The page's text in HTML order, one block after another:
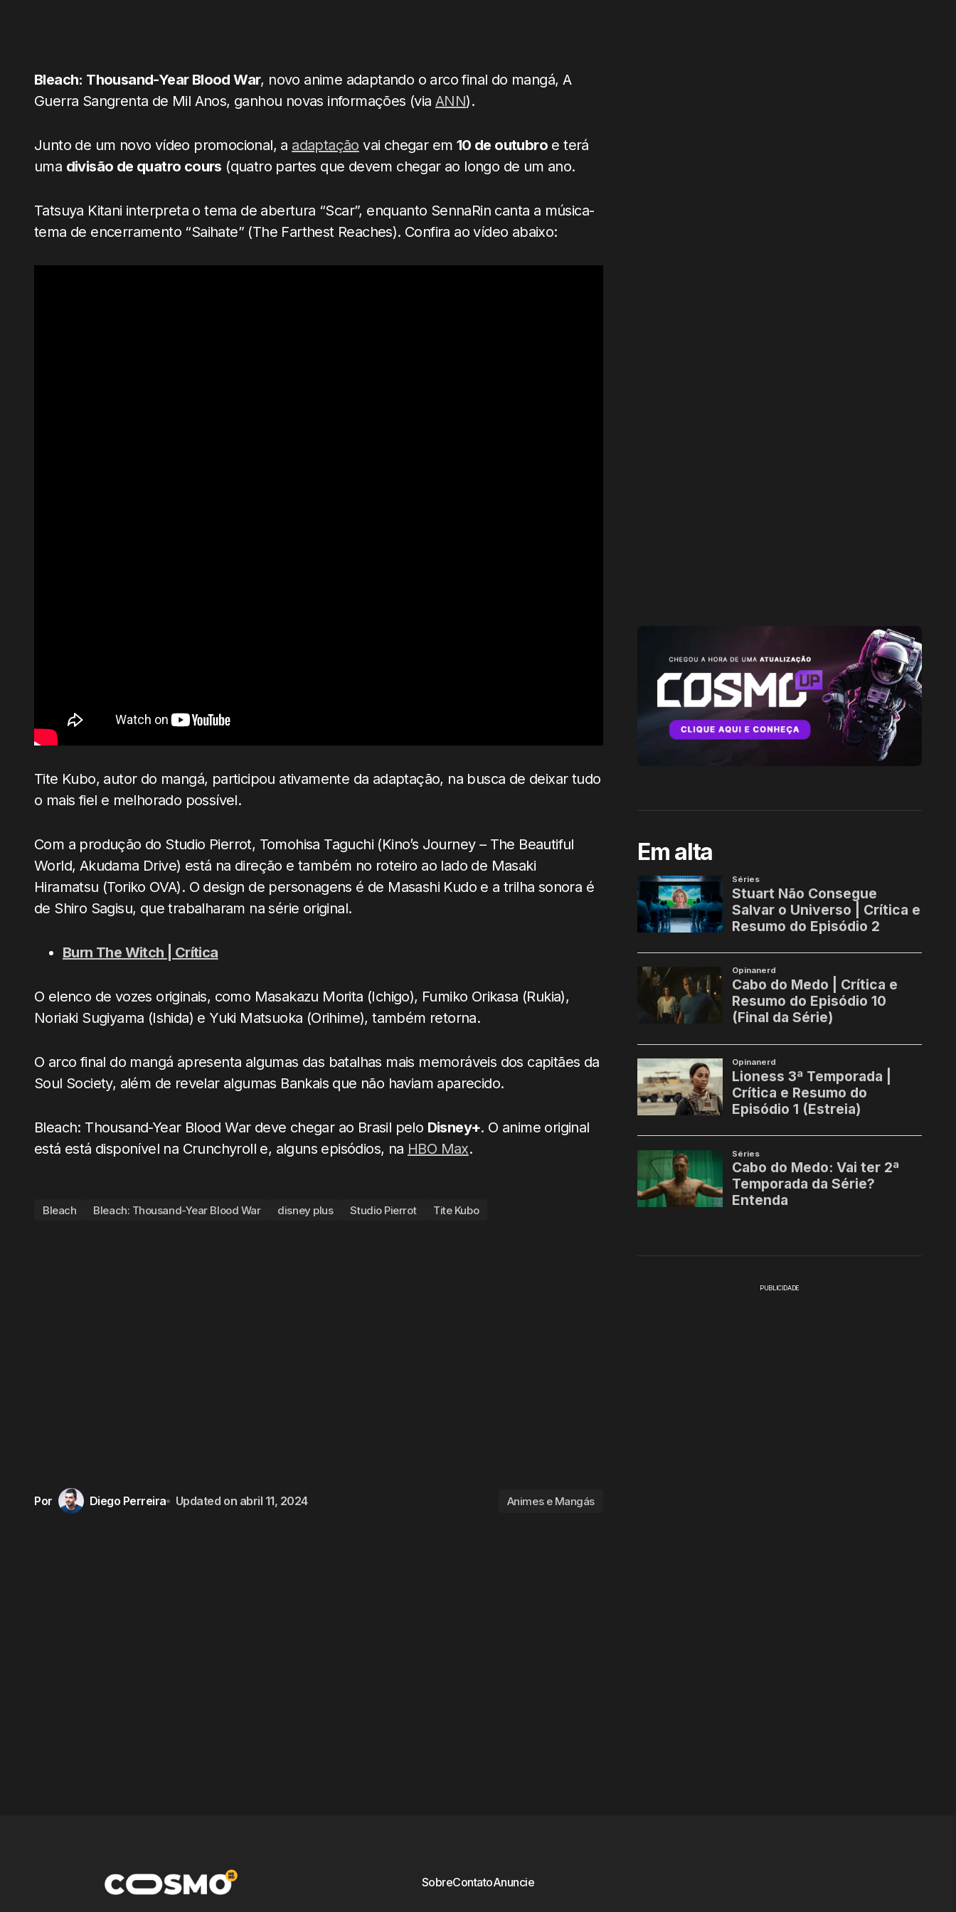
Bleach: Thousand-Year Blood War, novo anime adaptando o arco final do mangá, A
Guerra Sangrenta de Mil Anos, ganhou novas informações (via ANN).
Junto de um novo vídeo promocional, a adaptação vai chegar em 10 de outubro e terá
uma divisão de quatro cours (quatro partes que devem chegar ao longo de um ano.
Tatsuya Kitani interpreta o tema de abertura “Scar”, enquanto SennaRin canta a música-
tema de encerramento “Saihate” (The Farthest Reaches). Confira ao vídeo abaixo:
Tite Kubo, autor do mangá, participou ativamente da adaptação, na busca de deixar tudo
o mais fiel e melhorado possível.
Com a produção do Studio Pierrot, Tomohisa Taguchi (Kino’s Journey – The Beautiful
World, Akudama Drive) está na direção e também no roteiro ao lado de Masaki
Hiramatsu (Toriko OVA). O design de personagens é de Masashi Kudo e a trilha sonora é
de Shiro Sagisu, que trabalharam na série original.
Burn The Witch | Crítica
O elenco de vozes originais, como Masakazu Morita (Ichigo), Fumiko Orikasa (Rukia),
Noriaki Sugiyama (Ishida) e Yuki Matsuoka (Orihime), também retorna.
O arco final do mangá apresenta algumas das batalhas mais memoráveis dos capitães da
Soul Society, além de revelar algumas Bankais que não haviam aparecido.
Bleach: Thousand-Year Blood War deve chegar ao Brasil pelo Disney+. O anime original
está está disponível na Crunchyroll e, alguns episódios, na HBO Max.
Bleach Bleach: Thousand-Year Blood War disney plus Studio Pierrot Tite Kubo
Por Diego Perreira Updated on abril 11, 2024 Animes e Mangás
Em alta
PUBLICIDADE
SobreContatoAnuncie